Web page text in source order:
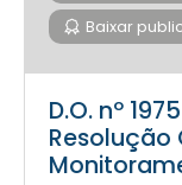
Baixar
D.O. nº
Resolução